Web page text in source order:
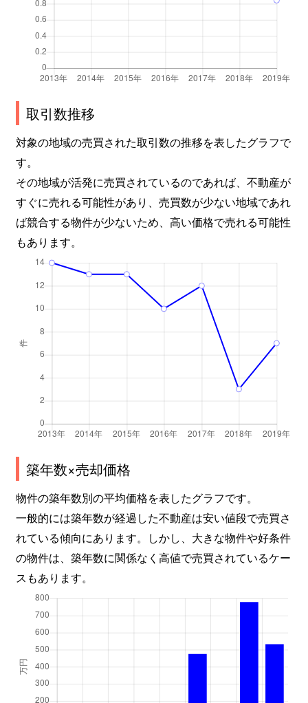
取引数推移
対象の地域の売買された取引数の推移を表したグラフで
す。
その地域が活発に売買されているのであれば、不動産が
すぐに売れる可能性があり、売買数が少ない地域であれ
ば競合する物件が少ないため、高い価格で売れる可能性
もあります。
築年数×売却価格
物件の築年数別の平均価格を表したグラフです。
一般的には築年数が経過した不動産は安い値段で売買さ
れている傾向にあります。しかし、大きな物件や好条件
の物件は、築年数に関係なく高値で売買されているケー
スもあります。